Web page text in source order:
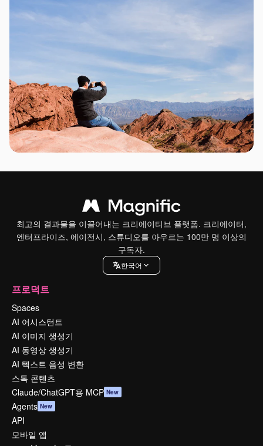
최고의 결과물을 이끌어내는 크리에이티브 플랫폼. 크리에이터,
엔터프라이즈, 에이전시, 스튜디오를 아우르는 100만 명 이상의
구독자.
한국어
프로덕트
Spaces
AI 어시스턴트
AI 이미지 생성기
AI 동영상 생성기
AI 텍스트 음성 변환
스톡 콘텐츠
Claude/ChatGPT용 MCP New
Agents New
API
모바일 앱